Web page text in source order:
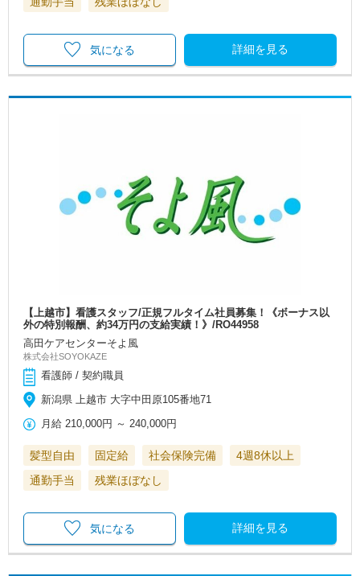
詳細を見る
気になる
【上越市】看護スタッフ/正規フルタイム社員募集！《ボーナス以
外の特別報酬、約34万円の支給実績！》/RO44958
高田ケアセンターそよ風
株式会社SOYOKAZE
看護師 / 契約職員
新潟県 上越市 大字中田原105番地71
月給 210,000円 ～ 240,000円
髪型自由 固定給 社会保険完備
4週8休以上
通勤手当
残業ほぼなし
詳細を見る
気になる